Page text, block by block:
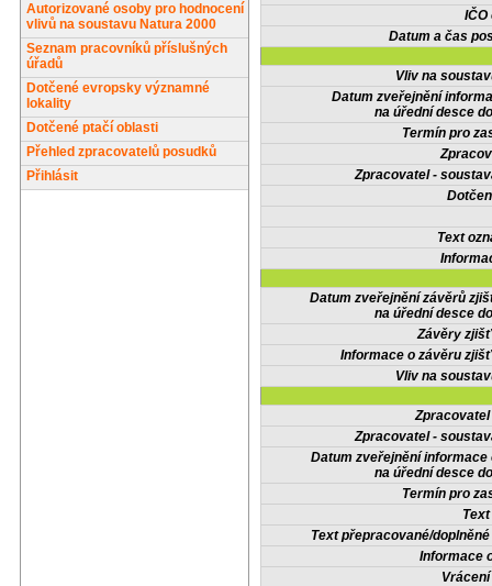
Autorizované osoby pro hodnocení
vlivů na soustavu Natura 2000
Seznam pracovníků příslušných
úřadů
Dotčené evropsky významné
lokality
Dotčené ptačí oblasti
Přehled zpracovatelů posudků
Přihlásit
IČO
Datum a čas
Vliv na
Datum zveřejnění
na úřední desce
Termín pro
Zpracovatel -
Text
Datum zveřejnění závěrů
na úřední desce
Závěry
Informace o závěru
Vliv na
Zpracovatel -
Datum zveřejnění informace
na úřední desce
Termín pro
Text přepracované/
Informace